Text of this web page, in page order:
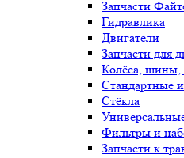
Запчасти
Гидравлика
Двигатели
Запчасти для
Колёса, шины,
Стандартные
Стёкла
Фильтры и
Запчасти к